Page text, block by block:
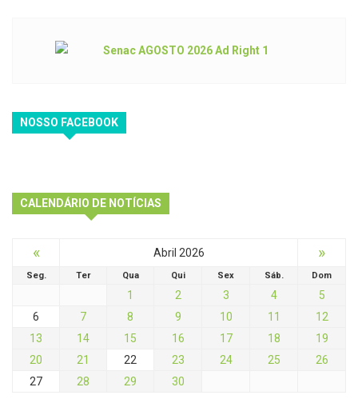
NOSSO FACEBOOK
CALENDÁRIO DE NOTÍCIAS
« Abril 2026 »
Seg. Ter Qua Qui Sex Sáb. Dom
1 2 3 4
5
6
7 8 9 10 11
12
13
14 15 16 17 18
19
20
21 22 23 24 25
26
27
28 29 30